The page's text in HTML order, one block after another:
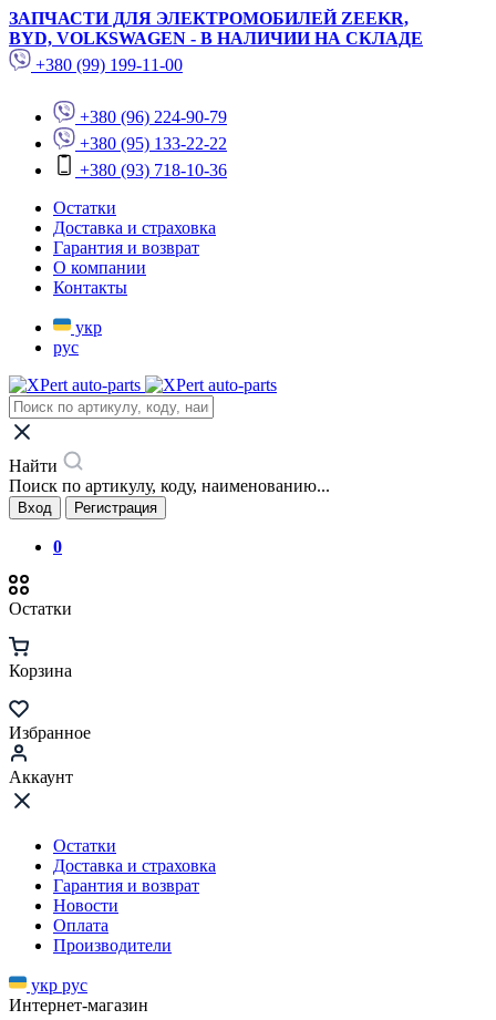
ЗАПЧАСТИ ДЛЯ ЭЛЕКТРОМОБИЛЕЙ ZEEKR,
BYD, VOLKSWAGEN - В НАЛИЧИИ НА СКЛАДЕ
+380 (99) 199-11-00
+380 (96) 224-90-79
+380 (95) 133-22-22
+380 (93) 718-10-36
Остатки
Доставка и страховка
Гарантия и возврат
О компании
Контакты
укр
рус
Найти
Поиск по артикулу, коду, наименованию...
Вход Регистрация
0
Остатки
Корзина
Избранное
Аккаунт
Остатки
Доставка и страховка
Гарантия и возврат
Новости
Оплата
Производители
укр рус
Интернет-магазин